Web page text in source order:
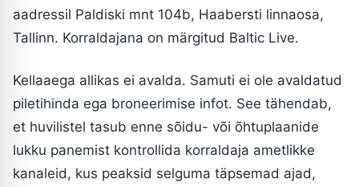
aadressil Paldiski mnt 104b, Haabersti linnaosa,
Tallinn. Korraldajana on märgitud Baltic Live.
Kellaaega allikas ei avalda. Samuti ei ole avaldatud
piletihinda ega broneerimise infot. See tähendab,
et huvilistel tasub enne sõidu- või õhtuplaanide
lukku panemist kontrollida korraldaja ametlikke
kanaleid, kus peaksid selguma täpsemad ajad,